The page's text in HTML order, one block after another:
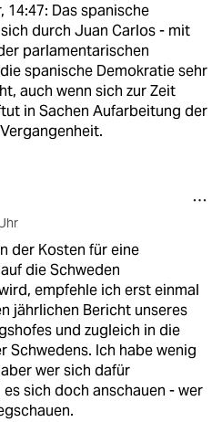
Das spanische
durch Juan Carlos - mit
parlamentarischen
spanische Demokratie sehr
auch wenn sich zur Zeit
in Sachen Aufarbeitung der
der Kosten für eine
die Schweden
empfehle ich erst einmal
jährlichen Bericht unseres
und zugleich in die
Schwedens. Ich habe wenig
wer sich dafür
sich doch anschauen - wer